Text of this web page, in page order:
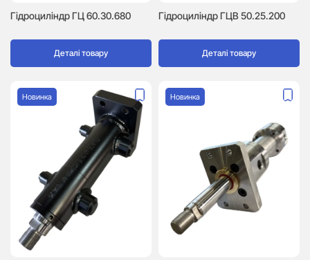
Гідроциліндр ГЦ 60.30.680
Деталі товару
Гідроциліндр ГЦВ 50.25.200
Деталі товару
Новинка Новинка